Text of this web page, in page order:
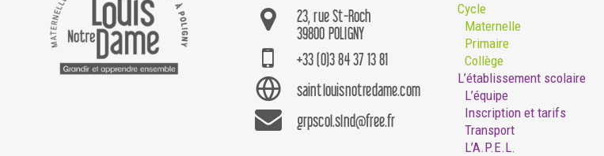
23, rue St-Roch
39800 POLIGNY
+33 (0)3 84 37 13 81
saintlouisnotredame.com
grpscol.slnd@free.fr
Cycle
Maternelle
Primaire
Collège
L’établissement scolaire
L’équipe
Inscription et tarifs
Transport
L’A.P.E.L.